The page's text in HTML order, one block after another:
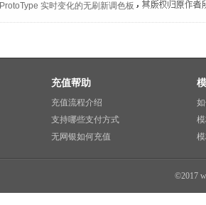
ProtoType 实时变化的无刷新调色板
充值帮助
充值流程介绍
支持哪些支付方式
无网银如何充值
©2017